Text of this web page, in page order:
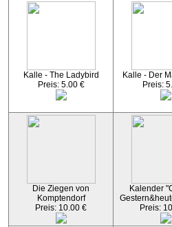
Kalle - The Ladybird
Preis: 5.00 €
Kalle - Der
Preis:
Die Ziegen von
Komptendorf
Preis: 10.00 €
Kalender
Preis: